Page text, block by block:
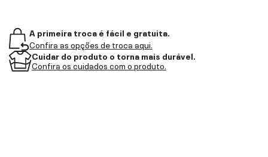
A primeira troca é fácil e gratuita.
Confira as opções de troca aqui.
Cuidar do produto o torna mais durável.
Confira os cuidados com o produto.